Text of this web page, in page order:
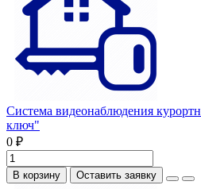
Система видеонаблюдения
ключ"
0 ₽
В корзину Оставить заявку